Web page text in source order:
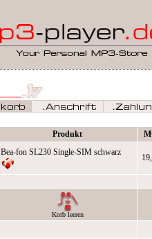
Produkt
Bea-fon SL230 Single-SIM schwarz
Korb leeren